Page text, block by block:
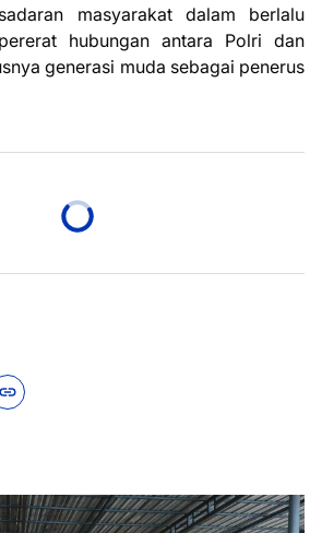
masyarakat dalam berlalu
hubungan antara Polri dan
generasi muda sebagai penerus